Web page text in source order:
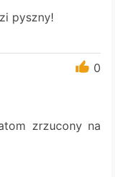
pyszny!
0
zrzucony na